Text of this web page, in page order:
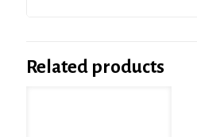
Related products